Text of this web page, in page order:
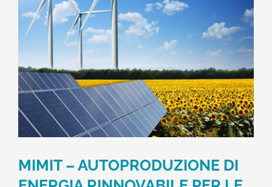
MIMIT – AUTOPRODUZIONE DI